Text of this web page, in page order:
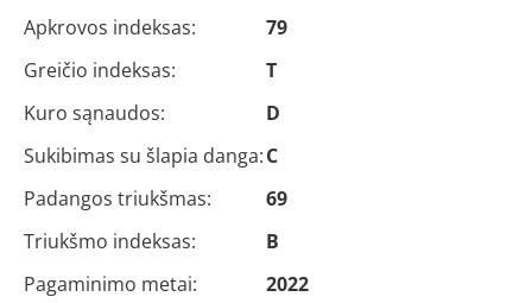
Apkrovos indeksas:
79
Greičio indeksas:
T
Kuro sąnaudos:
D
Sukibimas su šlapia danga:C
Padangos triukšmas:
69
Triukšmo indeksas:
B
Pagaminimo metai:
2022